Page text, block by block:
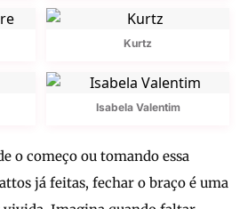
Kurtz
Isabela Valentim
o começo ou tomando essa
já feitas, fechar o braço é uma